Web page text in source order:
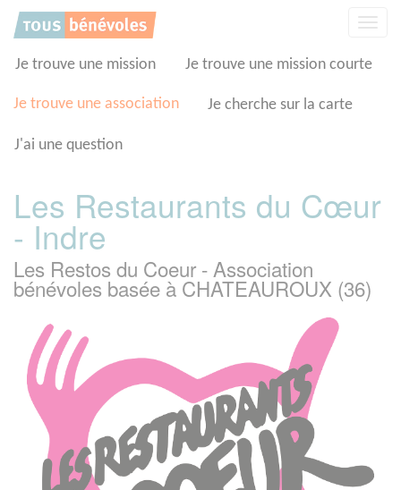
Je trouve une mission Je trouve une mission courte
Je trouve une association Je cherche sur la carte
J'ai une question
Les Restaurants du Cœur
- Indre
Les Restos du Coeur - Association
bénévoles basée à CHATEAUROUX (36)
Panneau de gestion des cookies